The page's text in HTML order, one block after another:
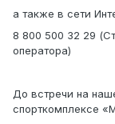
а также в сети
8 800 500 32 29
оператора)
До встречи на
спорткомплексе